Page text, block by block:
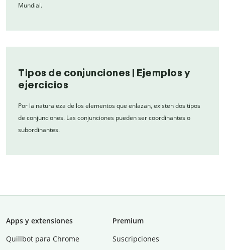
Mundial.
Tipos de conjunciones | Ejemplos y
ejercicios
Por la naturaleza de los elementos que enlazan, existen dos tipos
de conjunciones. Las conjunciones pueden ser coordinantes o
subordinantes.
Apps y extensiones
Quillbot para Chrome
Premium
Suscripciones